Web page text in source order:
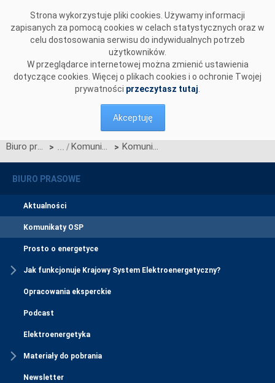
Strona wykorzystuje pliki cookies. Używamy informacji
zapisanych za pomocą cookies w celach statystycznych oraz w
celu dostosowania serwisu do indywidualnych potrzeb
użytkowników.
W przeglądarce internetowej można zmienić ustawienia
dotyczące cookies. Więcej o plikach cookies i o ochronie Twojej
prywatności przeczytasz tutaj
Akceptuję
Biuro prasowe > Komunikaty OSP > Komunikat OSP dotyczący zawieszenia procesu Jednolitego łączenia Rynku Dnia Bieżącego
BIURO PRASOWE
Aktualności
Komunikaty OSP
Prosto o energetyce
Jak funkcjonuje Krajowy System Elektroenergetyczny?
Opracowania eksperckie
Podcast
Elektroenergetyka
Materiały do pobrania
Newsletter